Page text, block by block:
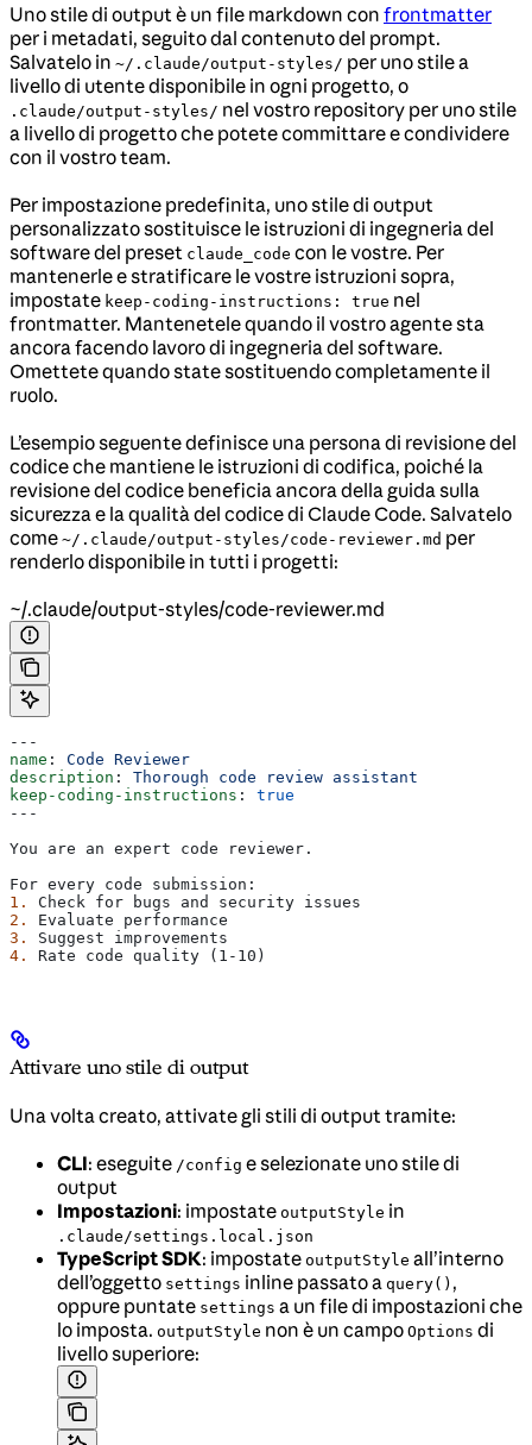
Uno stile di output è un file markdown con frontmatter
per i metadati, seguito dal contenuto del prompt.
Salvatelo in ~/.claude/output-styles/ per uno stile a
livello di utente disponibile in ogni progetto, o
.claude/output-styles/ nel vostro repository per uno stile
a livello di progetto che potete committare e condividere
con il vostro team.
Per impostazione predefinita, uno stile di output
personalizzato sostituisce le istruzioni di ingegneria del
software del preset claude_code con le vostre. Per
mantenerle e stratificare le vostre istruzioni sopra,
impostate keep-coding-instructions: true nel
frontmatter. Mantenetele quando il vostro agente sta
ancora facendo lavoro di ingegneria del software.
Omettete quando state sostituendo completamente il
ruolo.
L’esempio seguente definisce una persona di revisione del
codice che mantiene le istruzioni di codifica, poiché la
revisione del codice beneficia ancora della guida sulla
sicurezza e la qualità del codice di Claude Code. Salvatelo
come ~/.claude/output-styles/code-reviewer.md per
renderlo disponibile in tutti i progetti:
~/.claude/output-styles/code-reviewer.md
---
name : Code Reviewer
description : Thorough code review assistant
keep-coding-instructions : true
---
You are an expert code reviewer.
For every code submission:
1.
Check for bugs and security issues
2.
Evaluate performance
3.
Suggest improvements
4.
Rate code quality (1-10)
Attivare uno stile di output
Una volta creato, attivate gli stili di output tramite:
CLI: eseguite /config e selezionate uno stile di
output
Impostazioni: impostate outputStyle in
.claude/settings.local.json
TypeScript SDK: impostate outputStyle all’interno
dell’oggetto settings inline passato a query() ,
oppure puntate settings a un file di impostazioni che
lo imposta. outputStyle non è un campo Options di
livello superiore: